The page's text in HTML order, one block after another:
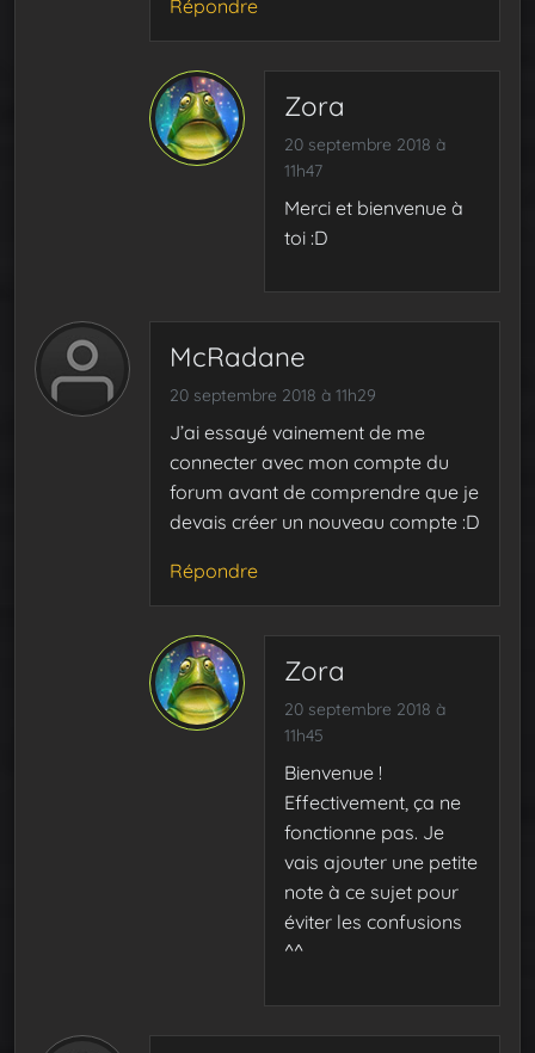
Répondre
Zora
20 septembre 2018 à
11h47
Merci et bienvenue à
toi :D
McRadane
20 septembre 2018 à 11h29
J’ai essayé vainement de me
connecter avec mon compte du
forum avant de comprendre que je
devais créer un nouveau compte :D
Répondre
Zora
20 septembre 2018 à
11h45
Bienvenue !
Effectivement, ça ne
fonctionne pas. Je
vais ajouter une petite
note à ce sujet pour
éviter les confusions
^^